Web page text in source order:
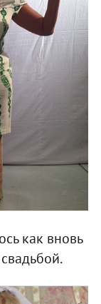
как вновь